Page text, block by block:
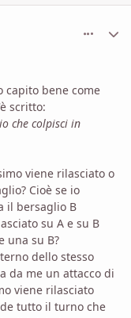
capito bene come
scritto:
che colpisci in
viene rilasciato o
Cioè se io
il bersaglio B
su A e su B
una su B?
dello stesso
da me un attacco di
viene rilasciato
tutto il turno che